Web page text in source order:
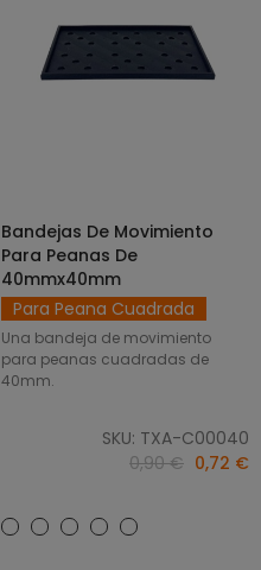
SELECCIONAR OPCIONES
Bandejas De Movimiento
Para Peanas De
40mmx40mm
Para Peana Cuadrada
Una bandeja de movimiento
para peanas cuadradas de
40mm.
SKU: TXA-C00040
0,90 € 0,72 €